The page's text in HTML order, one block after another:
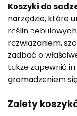
Koszyki do
narzędzie, które
roślin
rozwiązaniem,
zadbać o
także zapewnić
gromadzeniem
Zalety